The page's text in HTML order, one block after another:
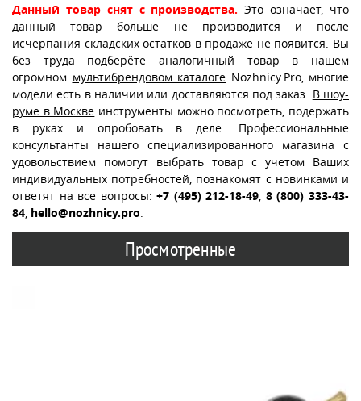
Данный товар снят с производства. Это означает, что
данный товар больше не производится и после
исчерпания складских остатков в продаже не появится. Вы
без труда подберёте аналогичный товар в нашем
огромном мультибрендовом каталоге Nozhnicy.Pro, многие
модели есть в наличии или доставляются под заказ. В шоу-
руме в Москве инструменты можно посмотреть, подержать
в руках и опробовать в деле. Профессиональные
консультанты нашего специализированного магазина с
удовольствием помогут выбрать товар с учетом Ваших
индивидуальных потребностей, познакомят с новинками и
ответят на все вопросы:+7 (495) 212-18-49 8 (800) 333-43-
84 hello@nozhnicy.pro
Просмотренные